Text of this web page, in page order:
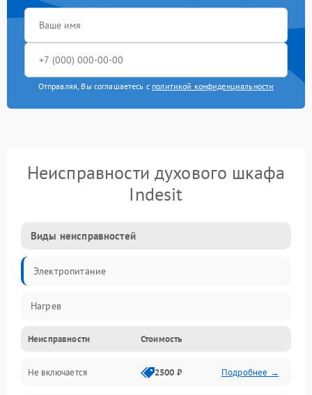
Отправляя, Вы соглашаетесь с политикой конфиденциальности
Неисправности духового шкафа
Indesit
Виды неисправностей
Электропитание
Нагрев
Неисправности Стоимость
Не включается 2500 ₽ Подробнее →